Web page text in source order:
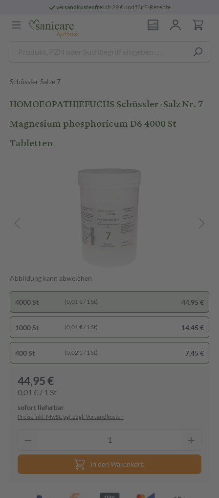
versandkostenfreiab 29 € und für E-Rezepte
Schüssler Salze 7
HOMOEOPATHIEFUCHS Schüssler-Salz Nr. 7
Magnesium phosphoricum D6 4000 St
Tabletten
Abbildung kann abweichen
4000 St (0,01 € / 1 St) 44,95 €
1000 St (0,01 € / 1 St) 14,45 €
400 St (0,02 € / 1 St) 7,45 €
44,95 €
0,01 € / 1 St
sofort lieferbar
Preise inkl. MwSt. ggf. zzgl. Versandkosten
In den Warenkorb